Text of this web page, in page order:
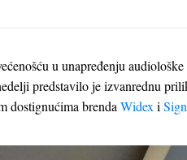
u unapređenju
predstavilo je izvanrednu
dostignućima brenda Widex i